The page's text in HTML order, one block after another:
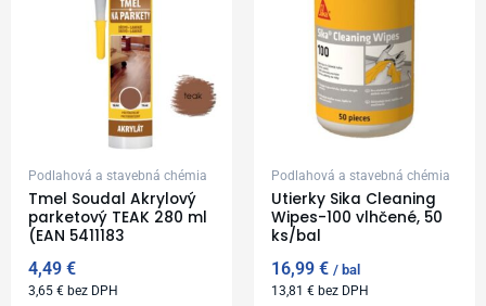
Podlahová a stavebná chémia
Tmel Soudal Akrylový
parketový TEAK 280 ml
(EAN 5411183
4,49€
3,65€ bez DPH
Podlahová a stavebná chémia
Utierky Sika Cleaning
Wipes-100 vlhčené, 50
ks/bal
16,99€ bal
13,81€ bez DPH